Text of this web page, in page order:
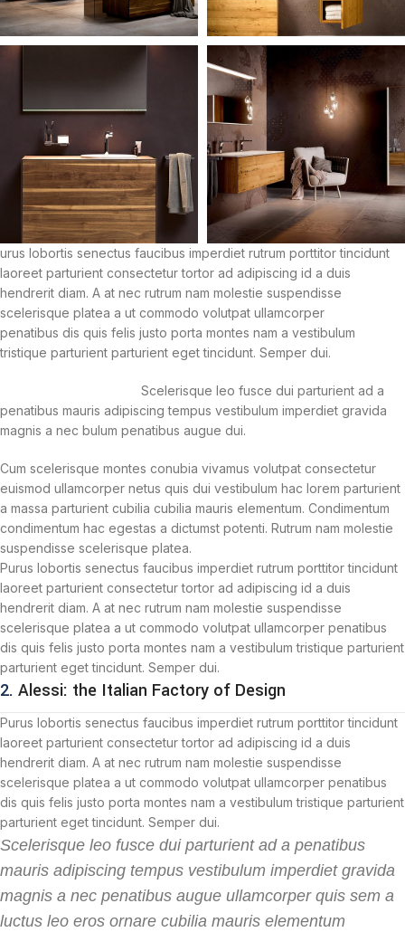
urus lobortis senectus faucibus imperdiet rutrum porttitor tincidunt
laoreet parturient consectetur tortor ad adipiscing id a duis
hendrerit diam. A at nec rutrum nam molestie suspendisse
scelerisque platea a ut commodo volutpat ullamcorper
penatibus dis quis felis justo porta montes nam a vestibulum
tristique parturient parturient eget tincidunt. Semper dui.
Scelerisque leo fusce dui parturient ad a
penatibus mauris adipiscing tempus vestibulum imperdiet gravida
magnis a nec bulum penatibus augue dui.
Cum scelerisque montes conubia vivamus volutpat consectetur
euismod ullamcorper netus quis dui vestibulum hac lorem parturient
a massa parturient cubilia cubilia mauris elementum. Condimentum
condimentum hac egestas a dictumst potenti. Rutrum nam molestie
suspendisse scelerisque platea.
Purus lobortis senectus faucibus imperdiet rutrum porttitor tincidunt
laoreet parturient consectetur tortor ad adipiscing id a duis
hendrerit diam. A at nec rutrum nam molestie suspendisse
scelerisque platea a ut commodo volutpat ullamcorper penatibus
dis quis felis justo porta montes nam a vestibulum tristique parturient
parturient eget tincidunt. Semper dui.
2. Alessi: the Italian Factory of Design
Purus lobortis senectus faucibus imperdiet rutrum porttitor tincidunt
laoreet parturient consectetur tortor ad adipiscing id a duis
hendrerit diam. A at nec rutrum nam molestie suspendisse
scelerisque platea a ut commodo volutpat ullamcorper penatibus
dis quis felis justo porta montes nam a vestibulum tristique parturient
parturient eget tincidunt. Semper dui.
Scelerisque leo fusce dui parturient ad a penatibus
mauris adipiscing tempus vestibulum imperdiet gravida
magnis a nec penatibus augue ullamcorper quis sem a
luctus leo eros ornare cubilia mauris elementum